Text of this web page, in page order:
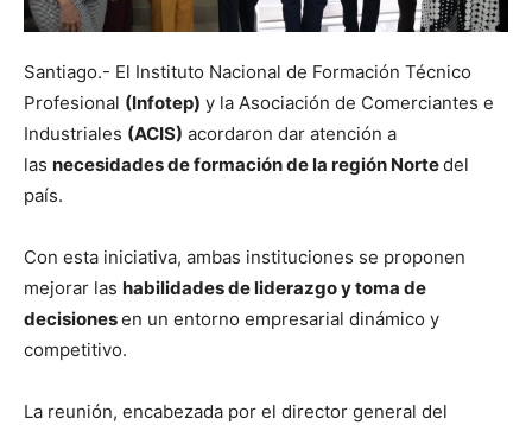
Santiago.- El Instituto Nacional de Formación Técnico
Profesional (Infotep) y la Asociación de Comerciantes e
Industriales (ACIS) acordaron dar atención a
las necesidades de formación de la región Nortedel
país.
Con esta iniciativa, ambas instituciones se proponen
mejorar las habilidades de liderazgo y toma de
decisionesen un entorno empresarial dinámico y
competitivo.
La reunión, encabezada por el director general del